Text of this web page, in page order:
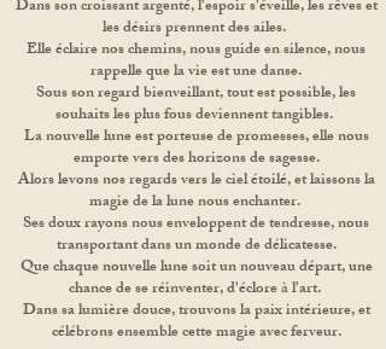
Dans son croissant argenté, l'espoir s'éveille, les rêves et
les désirs prennent des ailes.
Elle éclaire nos chemins, nous guide en silence, nous
rappelle que la vie est une danse.
Sous son regard bienveillant, tout est possible, les
souhaits les plus fous deviennent tangibles.
La nouvelle lune est porteuse de promesses, elle nous
emporte vers des horizons de sagesse.
Alors levons nos regards vers le ciel étoilé, et laissons la
magie de la lune nous enchanter.
Ses doux rayons nous enveloppent de tendresse, nous
transportant dans un monde de délicatesse.
Que chaque nouvelle lune soit un nouveau départ, une
chance de se réinventer, d'éclore à l'art.
Dans sa lumière douce, trouvons la paix intérieure, et
célébrons ensemble cette magie avec ferveur.